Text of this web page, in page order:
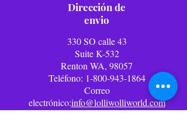
Dirección de
envio
330 SO calle 43
Suite K-532
Renton WA, 98057
Teléfono: 1-800-943-1864
Correo
electrónico:info@lolliwolliworld.com